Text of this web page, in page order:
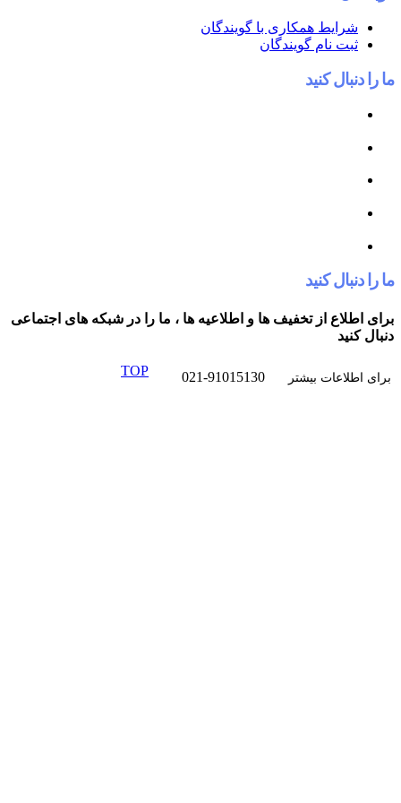
همکاری با گویندگان
گویندگان
از تخفیف ها و اطلاعیه ها ، ما را در شبکه های اجتماعی
بیشتر 021-91015130
TOP